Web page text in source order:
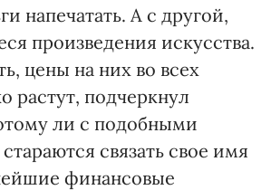
напечатать. А с другой,
произведения искусства.
цены на них во всех
растут, подчеркнул
ли с подобными
связать свое имя
финансовые